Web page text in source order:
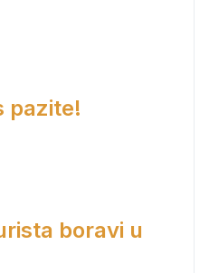
pazite!
boravi u